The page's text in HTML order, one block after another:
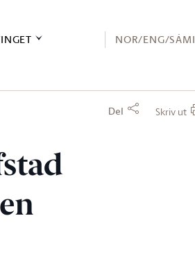
NOR/ENG/SÁMI
Del Skriv ut